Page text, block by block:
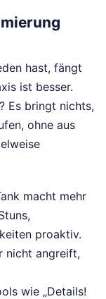
hast, fängt
ist besser.
Es bringt nichts,
ohne aus
macht mehr
proaktiv.
nicht angreift,
wie „Details!